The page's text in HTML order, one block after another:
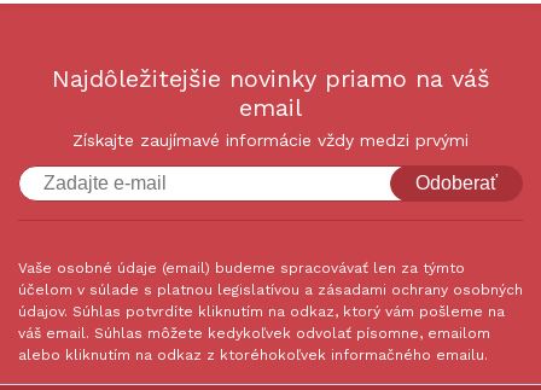
Najdôležitejšie novinky priamo na váš
email
Získajte zaujímavé informácie vždy medzi prvými
Odoberať
Vaše osobné údaje (email) budeme spracovávať len za týmto
účelom v súlade s platnou legislatívou a zásadami ochrany osobných
údajov. Súhlas potvrdíte kliknutím na odkaz, ktorý vám pošleme na
váš email. Súhlas môžete kedykoľvek odvolať písomne, emailom
alebo kliknutím na odkaz z ktoréhokoľvek informačného emailu.